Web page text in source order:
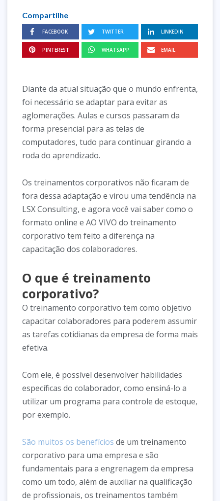
Compartilhe
FACEBOOK TWITTER LINKEDIN
PINTEREST WHATSAPP EMAIL
Diante da atual situação que o mundo enfrenta,
foi necessário se adaptar para evitar as
aglomerações. Aulas e cursos passaram da
forma presencial para as telas de
computadores, tudo para continuar girando a
roda do aprendizado.
Os treinamentos corporativos não ficaram de
fora dessa adaptação e virou uma tendência na
LSX Consulting, e agora você vai saber como o
formato online e AO VIVO do treinamento
corporativo tem feito a diferença na
capacitação dos colaboradores.
O que é treinamento
corporativo?
O treinamento corporativo tem como objetivo
capacitar colaboradores para poderem assumir
as tarefas cotidianas da empresa de forma mais
efetiva.
Com ele, é possível desenvolver habilidades
específicas do colaborador, como ensiná-lo a
utilizar um programa para controle de estoque,
por exemplo.
São muitos os benefícios de um treinamento
corporativo para uma empresa e são
fundamentais para a engrenagem da empresa
como um todo, além de auxiliar na qualificação
de profissionais, os treinamentos também